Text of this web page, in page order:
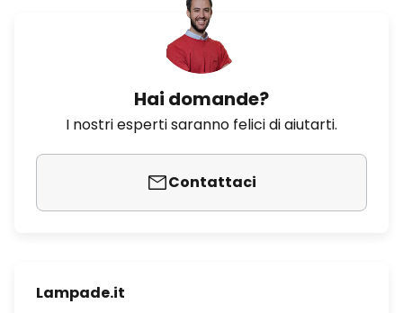
Hai domande?
I nostri esperti saranno felici di aiutarti.
Contattaci
Lampade.it